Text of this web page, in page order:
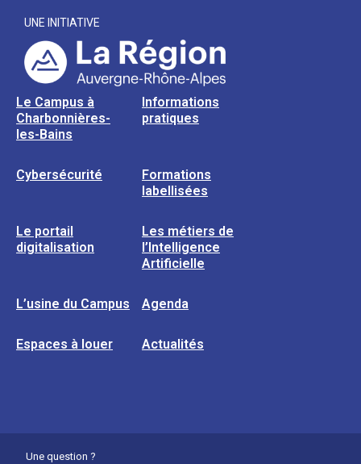
UNE INITIATIVE
Le Campus à
Charbonnières-
les-Bains
Informations
pratiques
Cybersécurité
Formations
labellisées
Le portail
digitalisation
Les métiers de
l’Intelligence
Artificielle
L’usine du Campus Agenda
Espaces à louer Actualités
Une question ?